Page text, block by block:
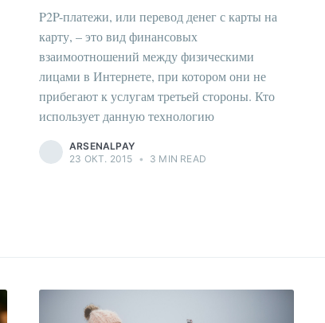
P2P-платежи, или перевод денег с карты на
карту, – это вид финансовых
взаимоотношений между физическими
лицами в Интернете, при котором они не
прибегают к услугам третьей стороны. Кто
использует данную технологию
ARSENALPAY
23 ОКТ. 2015 • 3 MIN READ